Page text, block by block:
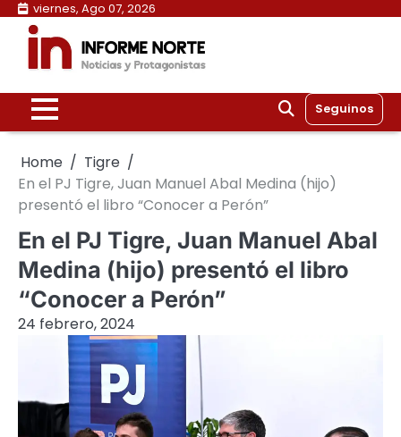
Skip
content
viernes, Ago 07, 2026
Seguinos
Home
Tigre
En el PJ Tigre, Juan Manuel Abal Medina (hijo)
presentó el libro “Conocer a Perón”
En el PJ Tigre, Juan Manuel Abal
Medina (hijo) presentó el libro
“Conocer a Perón”
24 febrero, 2024